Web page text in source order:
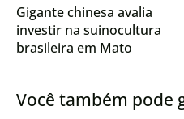
Gigante chinesa avalia
investir na suinocultura
brasileira em Mato
Você também pode